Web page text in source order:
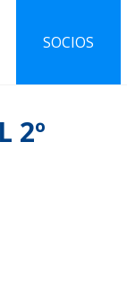
SOCIOS
2º